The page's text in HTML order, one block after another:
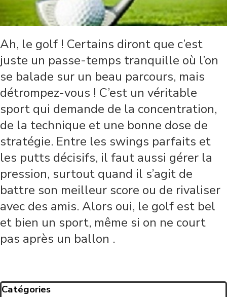
Ah, le golf ! Certains diront que c’est
juste un passe-temps tranquille où l’on
se balade sur un beau parcours, mais
détrompez-vous ! C’est un véritable
sport qui demande de la concentration,
de la technique et une bonne dose de
stratégie. Entre les swings parfaits et
les putts décisifs, il faut aussi gérer la
pression, surtout quand il s’agit de
battre son meilleur score ou de rivaliser
avec des amis. Alors oui, le golf est bel
et bien un sport, même si on ne court
pas après un ballon .
Sauter le bloc Catégories
Catégories